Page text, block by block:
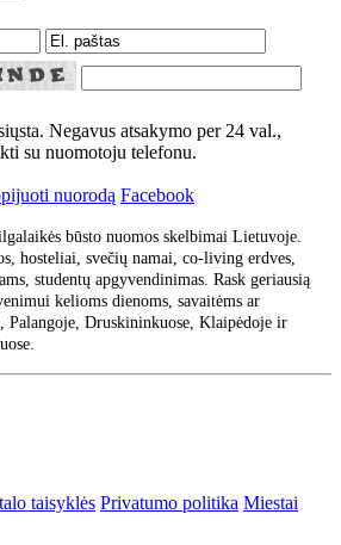
Negavus atsakymo per 24 val.,
su nuomotoju telefonu.
nuorodą Facebook
būsto nuomos skelbimai Lietuvoje.
hosteliai, svečių namai, co-living erdves,
studentų apgyvendinimas. Rask geriausią
kelioms dienoms, savaitėms ar
Palangoje, Druskininkuose, Klaipėdoje ir
taisyklės Privatumo politika Miestai